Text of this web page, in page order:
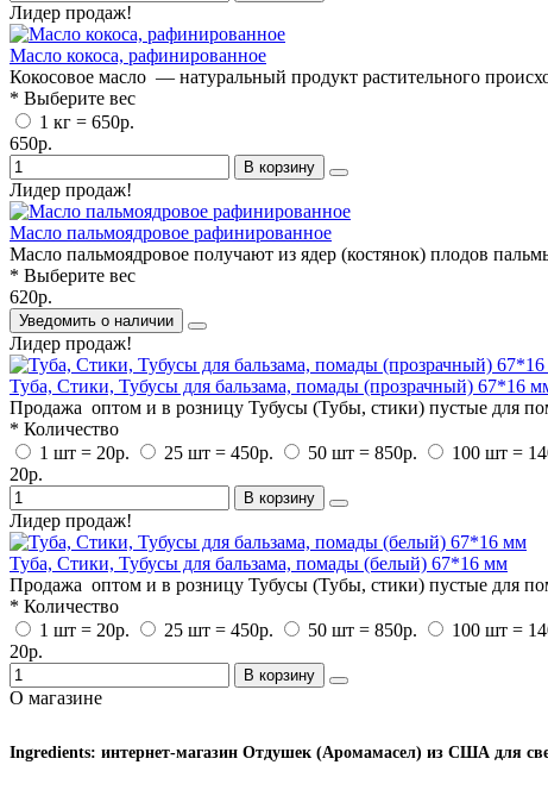
Лидер продаж!
Масло кокоса, рафинированное
Кокосовое масло — натуральный продукт растительного
* Выберите вес
1 кг = 650р.
650р.
В корзину
Лидер продаж!
Масло пальмоядровое рафинированное
Масло пальмоядровое получают из ядер (костянок) плодов
* Выберите вес
620р.
Уведомить о наличии
Лидер продаж!
Туба, Стики, Тубусы для бальзама, помады (прозрачный) 67*16
Продажа оптом и в розницу Тубусы (Тубы, стики) пустые для
* Количество
1 шт = 20р.
25 шт = 450р. 50 шт = 850р. 100 шт =
20р.
В корзину
Лидер продаж!
Туба, Стики, Тубусы для бальзама, помады (белый) 67*16 мм
Продажа оптом и в розницу Тубусы (Тубы, стики) пустые для
* Количество
1 шт = 20р.
25 шт = 450р. 50 шт = 850р.
100 шт =
20р.
В корзину
О магазине
Ingredients: интернет-магазин Отдушек (Аромамасел) из США для